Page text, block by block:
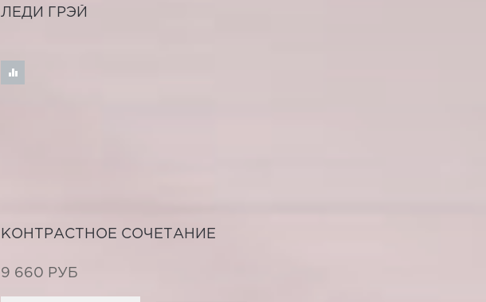
ЛЕДИ ГРЭЙ
КОНТРАСТНОЕ СОЧЕТАНИЕ
9 660 РУБ